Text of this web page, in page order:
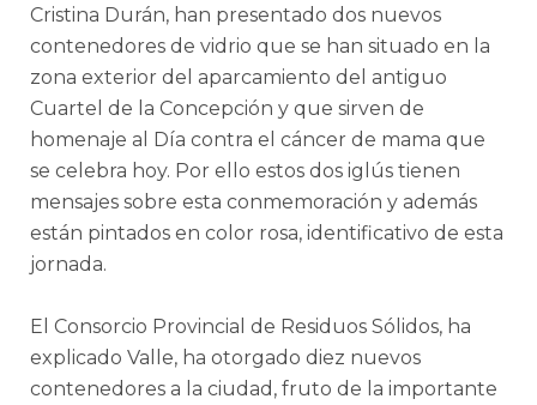
Cristina Durán, han presentado dos nuevos
contenedores de vidrio que se han situado en la
zona exterior del aparcamiento del antiguo
Cuartel de la Concepción y que sirven de
homenaje al Día contra el cáncer de mama que
se celebra hoy. Por ello estos dos iglús tienen
mensajes sobre esta conmemoración y además
están pintados en color rosa, identificativo de esta
jornada.
El Consorcio Provincial de Residuos Sólidos, ha
explicado Valle, ha otorgado diez nuevos
contenedores a la ciudad, fruto de la importante